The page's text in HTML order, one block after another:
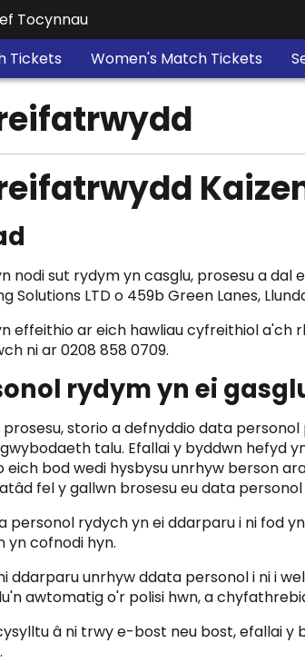
Tocynnau
Tickets
Women's Match Tickets
nodi sut rydym yn casglu, prosesu a
Solutions LTD o 459b Green Lanes,
effeithio ar eich hawliau cyfreithiol
ni ar 0208 858 0709.
rydym yn ei
prosesu, storio a defnyddio data
talu. Efallai y byddwn hefyd
eich bod wedi hysbysu unrhyw berson
fel y gallwn brosesu eu data
personol rydych yn ei ddarparu i ni fod
yn cofnodi hyn.
ddarparu unrhyw ddata personol i ni i
awtomatig o'r polisi hwn, a
â ni trwy e-bost neu bost, efallai